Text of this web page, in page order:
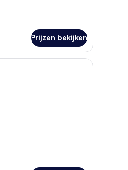
Prijzen bekijken
Een hotelkamer met een groot bed, een